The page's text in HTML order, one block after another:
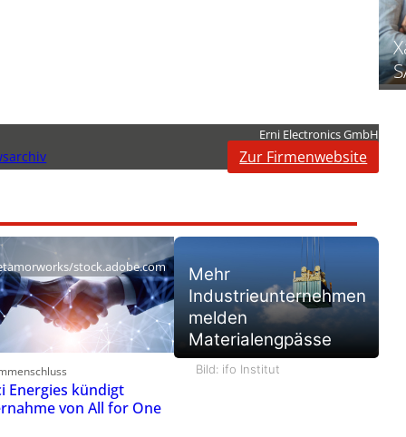
Erni Electronics GmbH
Zur Firmenwebsite
stock.adobe.com
Energies kündigt
von All for One
Mehr
Industrieunternehmen
melden
Materialengpässe
Bild: ifo Institut